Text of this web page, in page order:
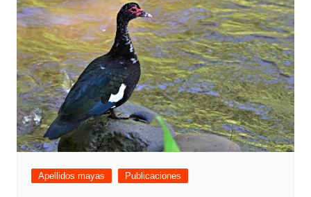
Apellidos mayas Publicaciones